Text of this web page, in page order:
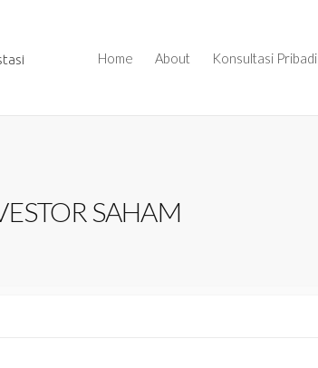
Home About Konsultasi Pribadi
SAHAM